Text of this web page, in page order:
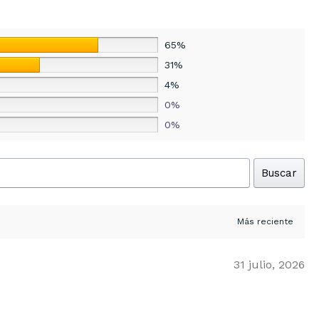
65%
31%
4%
0%
0%
Buscar
31 julio, 2026